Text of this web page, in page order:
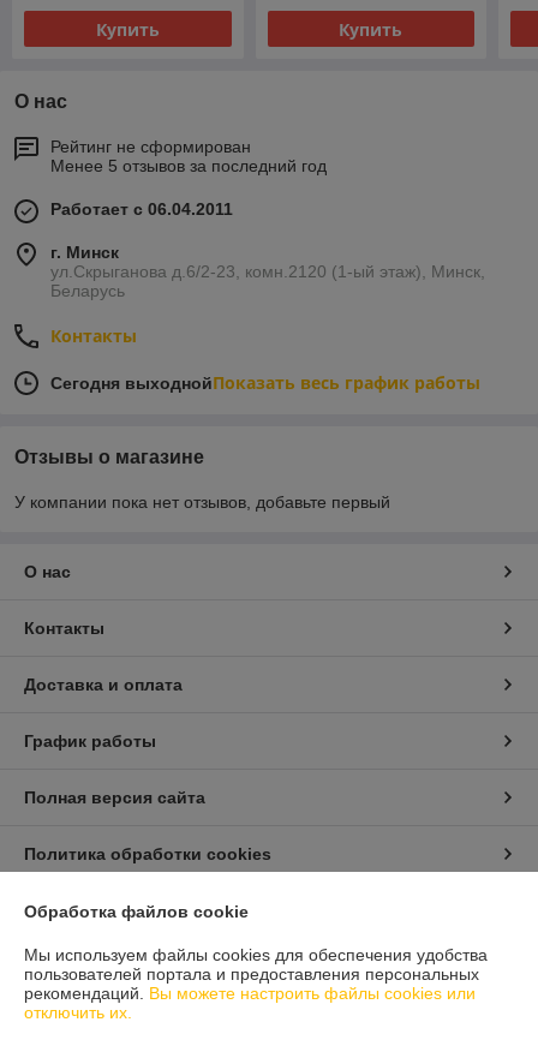
Купить Купить
О нас
Рейтинг не сформирован
Менее 5 отзывов за последний год
Работает с 06.04.2011
г. Минск
ул.Скрыганова д.6/2-23, комн.2120 (1-ый этаж), Минск,
Беларусь
Контакты
Сегодня выходнойПоказать весь график работы
Отзывы о магазине
У компании пока нет отзывов, добавьте первый
О нас
Контакты
Доставка и оплата
График работы
Полная версия сайта
Политика обработки cookies
Сайт создан на платформе Deal.by
Информация для покупателя
Обработка файлов cookie
Мы используем файлы cookies для обеспечения удобства
пользователей портала и предоставления персональных
рекомендаций. Вы можете настроить файлы cookies или
отключить их.